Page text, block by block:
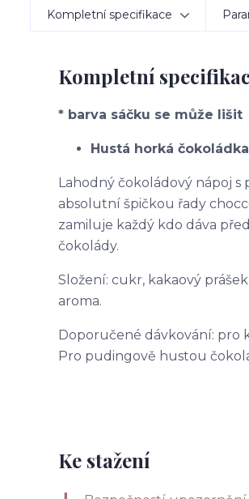
Kompletní specifikace
Kompletní
* barva sáčku se může lišit
Hustá horká čokoládka
Lahodný čokoládový nápoj
absolutní špičkou řady
zamiluje každý kdo dáva
čokolády.
Složení: cukr, kakaový
aroma.
Doporučené dávkování: pro
Pro pudingově hustou
Ke stažení